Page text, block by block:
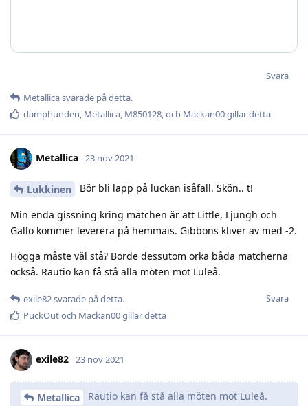
Svara
Metallicasvarade på detta.
damphunden, Metallica, M850128, och Mackan00gillar detta
Metallica 23 nov 2021
Lukkinen Bör bli lapp på luckan isåfall. Skön.. t!
Min enda gissning kring matchen är att Little, Ljungh och
Gallo kommer leverera på hemmais. Gibbons kliver av med -2.
Högga måste väl stå? Borde dessutom orka båda matcherna
också. Rautio kan få stå alla möten mot Luleå.
Svara
exile82svarade på detta.
PuckOutoch Mackan00gillar detta
exile82 23 nov 2021
Metallica Rautio kan få stå alla möten mot Luleå.